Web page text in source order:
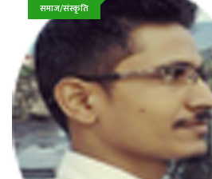
समाज/संस्कृति